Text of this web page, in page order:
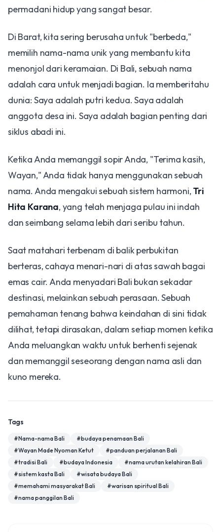
permadani hidup yang sangat besar.
Di Barat, kita sering berusaha untuk "berbeda,"
memilih nama-nama unik yang membantu kita
menonjol dari keramaian. Di Bali, sebuah nama
adalah cara untuk menjadi bagian. Ia memberitahu
dunia: Saya adalah putri kedua. Saya adalah
anggota desa ini. Saya adalah bagian penting dari
siklus abadi ini.
Ketika Anda memanggil sopir Anda, "Terima kasih,
Wayan," Anda tidak hanya menggunakan sebuah
nama. Anda mengakui sebuah sistem harmoni, Tri
Hita Karana, yang telah menjaga pulau ini indah
dan seimbang selama lebih dari seribu tahun.
Saat matahari terbenam di balik perbukitan
berteras, cahaya menari-nari di atas sawah bagai
emas cair. Anda menyadari Bali bukan sekadar
destinasi, melainkan sebuah perasaan. Sebuah
pemahaman tenang bahwa keindahan di sini tidak
dilihat, tetapi dirasakan, dalam setiap momen ketika
Anda meluangkan waktu untuk berhenti sejenak
dan memanggil seseorang dengan nama asli dan
kuno mereka.
Tags
#Nama-nama Bali #budaya penamaan Bali
#Wayan Made Nyoman Ketut #panduan perjalanan Bali
#tradisi Bali #budaya Indonesia #nama urutan kelahiran Bali
#sistem kasta Bali #wisata budaya Bali
#memahami masyarakat Bali #warisan spiritual Bali
#nama panggilan Bali